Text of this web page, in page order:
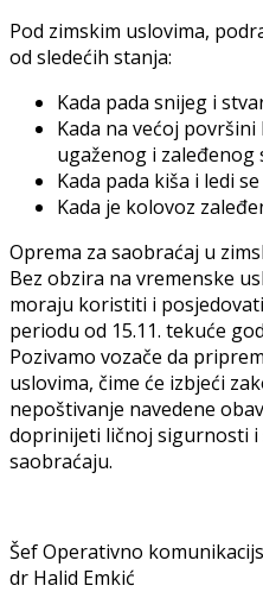
Pod zimskim uslovima,
od sledećih stanja:
Kada pada snijeg i
Kada na većoj
ugaženog i zaleđenog
Kada pada kiša i ledi
Kada je kolovoz
Oprema za saobraćaj u
Bez obzira na vremenske
moraju koristiti i
periodu od 15.11. tekuće
Pozivamo vozače da
uslovima, čime će izbjeći
nepoštivanje navedene
doprinijeti ličnoj sigurnosti
saobraćaju.
Šef Operativno
dr Halid Emkić